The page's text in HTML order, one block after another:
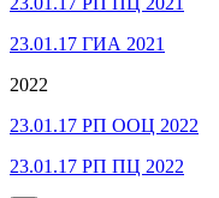
23.01.17 ГИА 2021
2022
23.01.17 РП ООЦ 2022
23.01.17 РП ПЦ 2022